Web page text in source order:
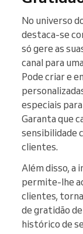
No universo
destaca-se
só gere as
canal para uma
Pode criar e
especiais
Garanta que
sensibilidade
clientes.
Além disso, a
permite-lhe
clientes,
de gratidão
histórico de